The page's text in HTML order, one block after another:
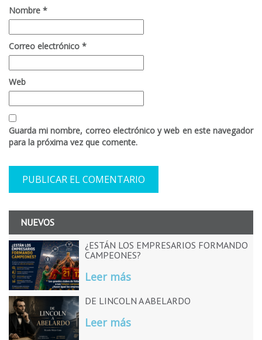
Nombre *
Correo electrónico *
Web
Guarda mi nombre, correo electrónico y web en este navegador
para la próxima vez que comente.
NUEVOS
¿ESTÁN LOS EMPRESARIOS FORMANDO
CAMPEONES?
Leer más
DE LINCOLN A ABELARDO
Leer más